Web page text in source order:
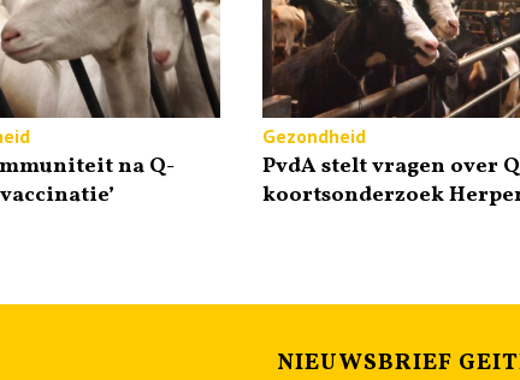
na Q-
Gezondheid
PvdA stelt vragen over
koortsonderzoek
NIEUWSBRIEF